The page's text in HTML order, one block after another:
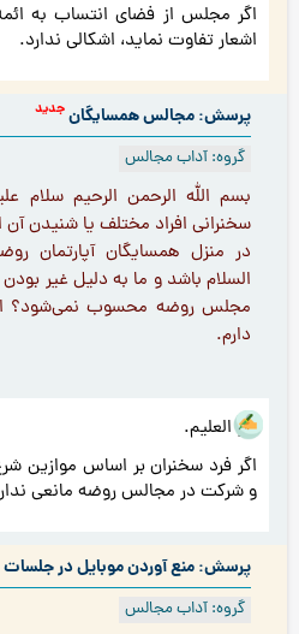
اگر مجلس از فضای انتساب به
اشعار تفاوت نماید، اشکالی ندارد.
پرسش: مجالس همسایگانجدید
گروه: آداب مجالس
بسم الله الرحمن الرحيم سلام
سخنرانى افراد مختلف يا شنيدن آن
در منزل همسایگان آپارتمان
السلام باشد و ما به دليل غير
مجلس روضه محسوب نمي‌شود؟
دارم.
هو العلیم.
اگر فرد سخنران بر اساس موازین
و شرکت در مجالس روضه مانعی
پرسش: منع آوردن موبایل در جلسات
گروه: آداب مجالس